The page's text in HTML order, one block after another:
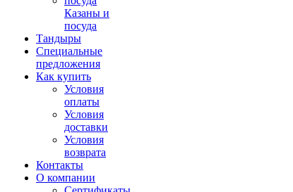
Казаны и
посуда
Тандыры
Специальные
предложения
Как купить
Условия
оплаты
Условия
доставки
Условия
возврата
Контакты
О компании